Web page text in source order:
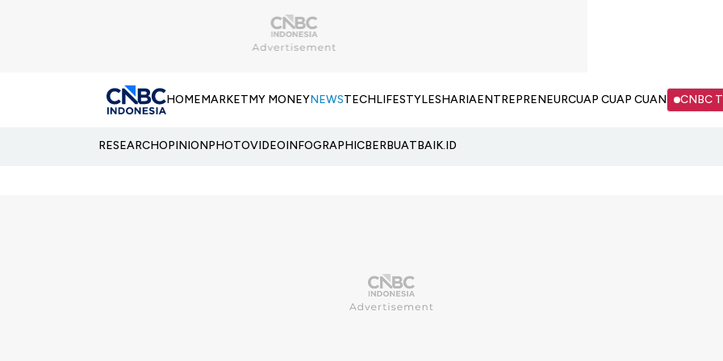
HOMEMARKETMY MONEYNEWSTECHLIFESTYLESHARIAENTREPRENEURCUAP CUAP CUAN CNBC
RESEARCHOPINIONPHOTOVIDEOINFOGRAPHICBERBUATBAIK.ID